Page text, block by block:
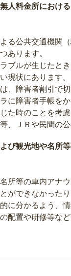
人料金所におけ
る公共交通機関
あります。
ブルが生じたと
現状にあります。
、障害者割引で
に障害者手帳を
た時のことを考
、ＪＲや民間の
び観光地や名所
所等の車内アナ
ができなかった
に分かるよう、
配置や研修等な